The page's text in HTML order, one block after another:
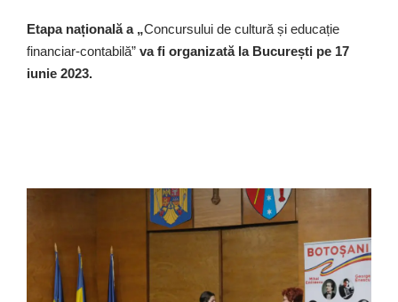
Etapa națională a „Concursului de cultură și educație
financiar-contabilă” va fi organizată la București pe 17
iunie 2023.